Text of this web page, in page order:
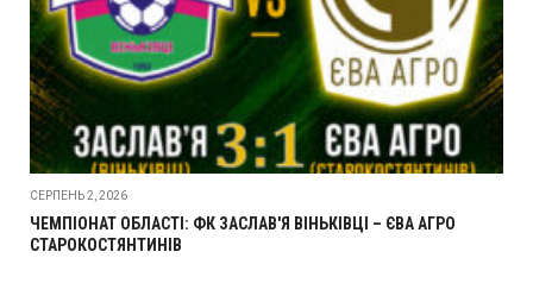
СЕРПЕНЬ 2, 2026
ЧЕМПІОНАТ ОБЛАСТІ: ФК ЗАСЛАВ'Я ВІНЬКІВЦІ – ЄВА АГРО
СТАРОКОСТЯНТИНІВ